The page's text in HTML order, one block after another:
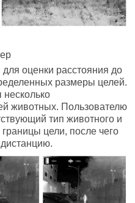
оценки расстояния до
размеры целей.
несколько
животных. Пользователю
тип животного и
цели, после чего